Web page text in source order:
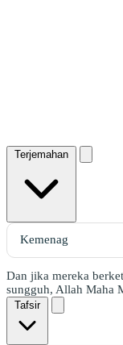
Terjemahan
Dan jika mereka
sungguh, Allah Maha
Tafsir